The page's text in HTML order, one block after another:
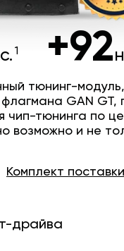
+92
тюнинг-модуль,
GAN GT,
чип-тюнинга по
возможно и не
Комплект поставки
драйва